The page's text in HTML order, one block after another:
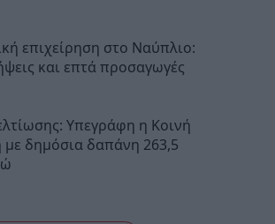
επιχείρηση στο Ναύπλιο:
και επτά προσαγωγές
Υπεγράφη η Κοινή
δημόσια δαπάνη 263,5